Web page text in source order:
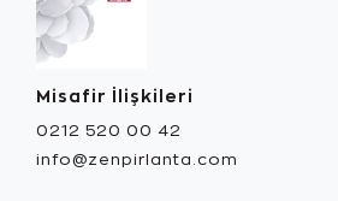
Misafir İlişkileri
0212 520 00 42
info@zenpirlanta.com